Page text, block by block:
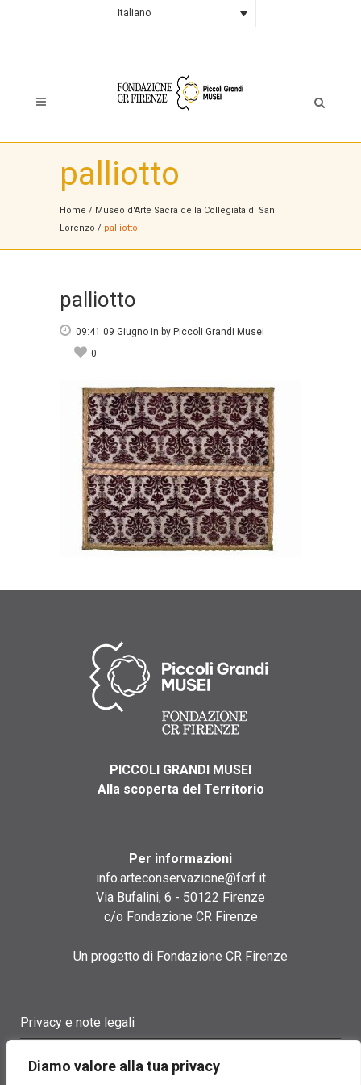
Diamo valore alla tua privacy
Italiano
palliotto
Home / Museo d'Arte Sacra della Collegiata di San
Lorenzo / palliotto
palliotto
09:41 09 Giugno in by Piccoli Grandi Musei
0
PICCOLI GRANDI MUSEI
Alla scoperta del Territorio
Per informazioni
info.arteconservazione@fcrf.it
Via Bufalini, 6 - 50122 Firenze
c/o Fondazione CR Firenze
Un progetto di Fondazione CR Firenze
Privacy e note legali